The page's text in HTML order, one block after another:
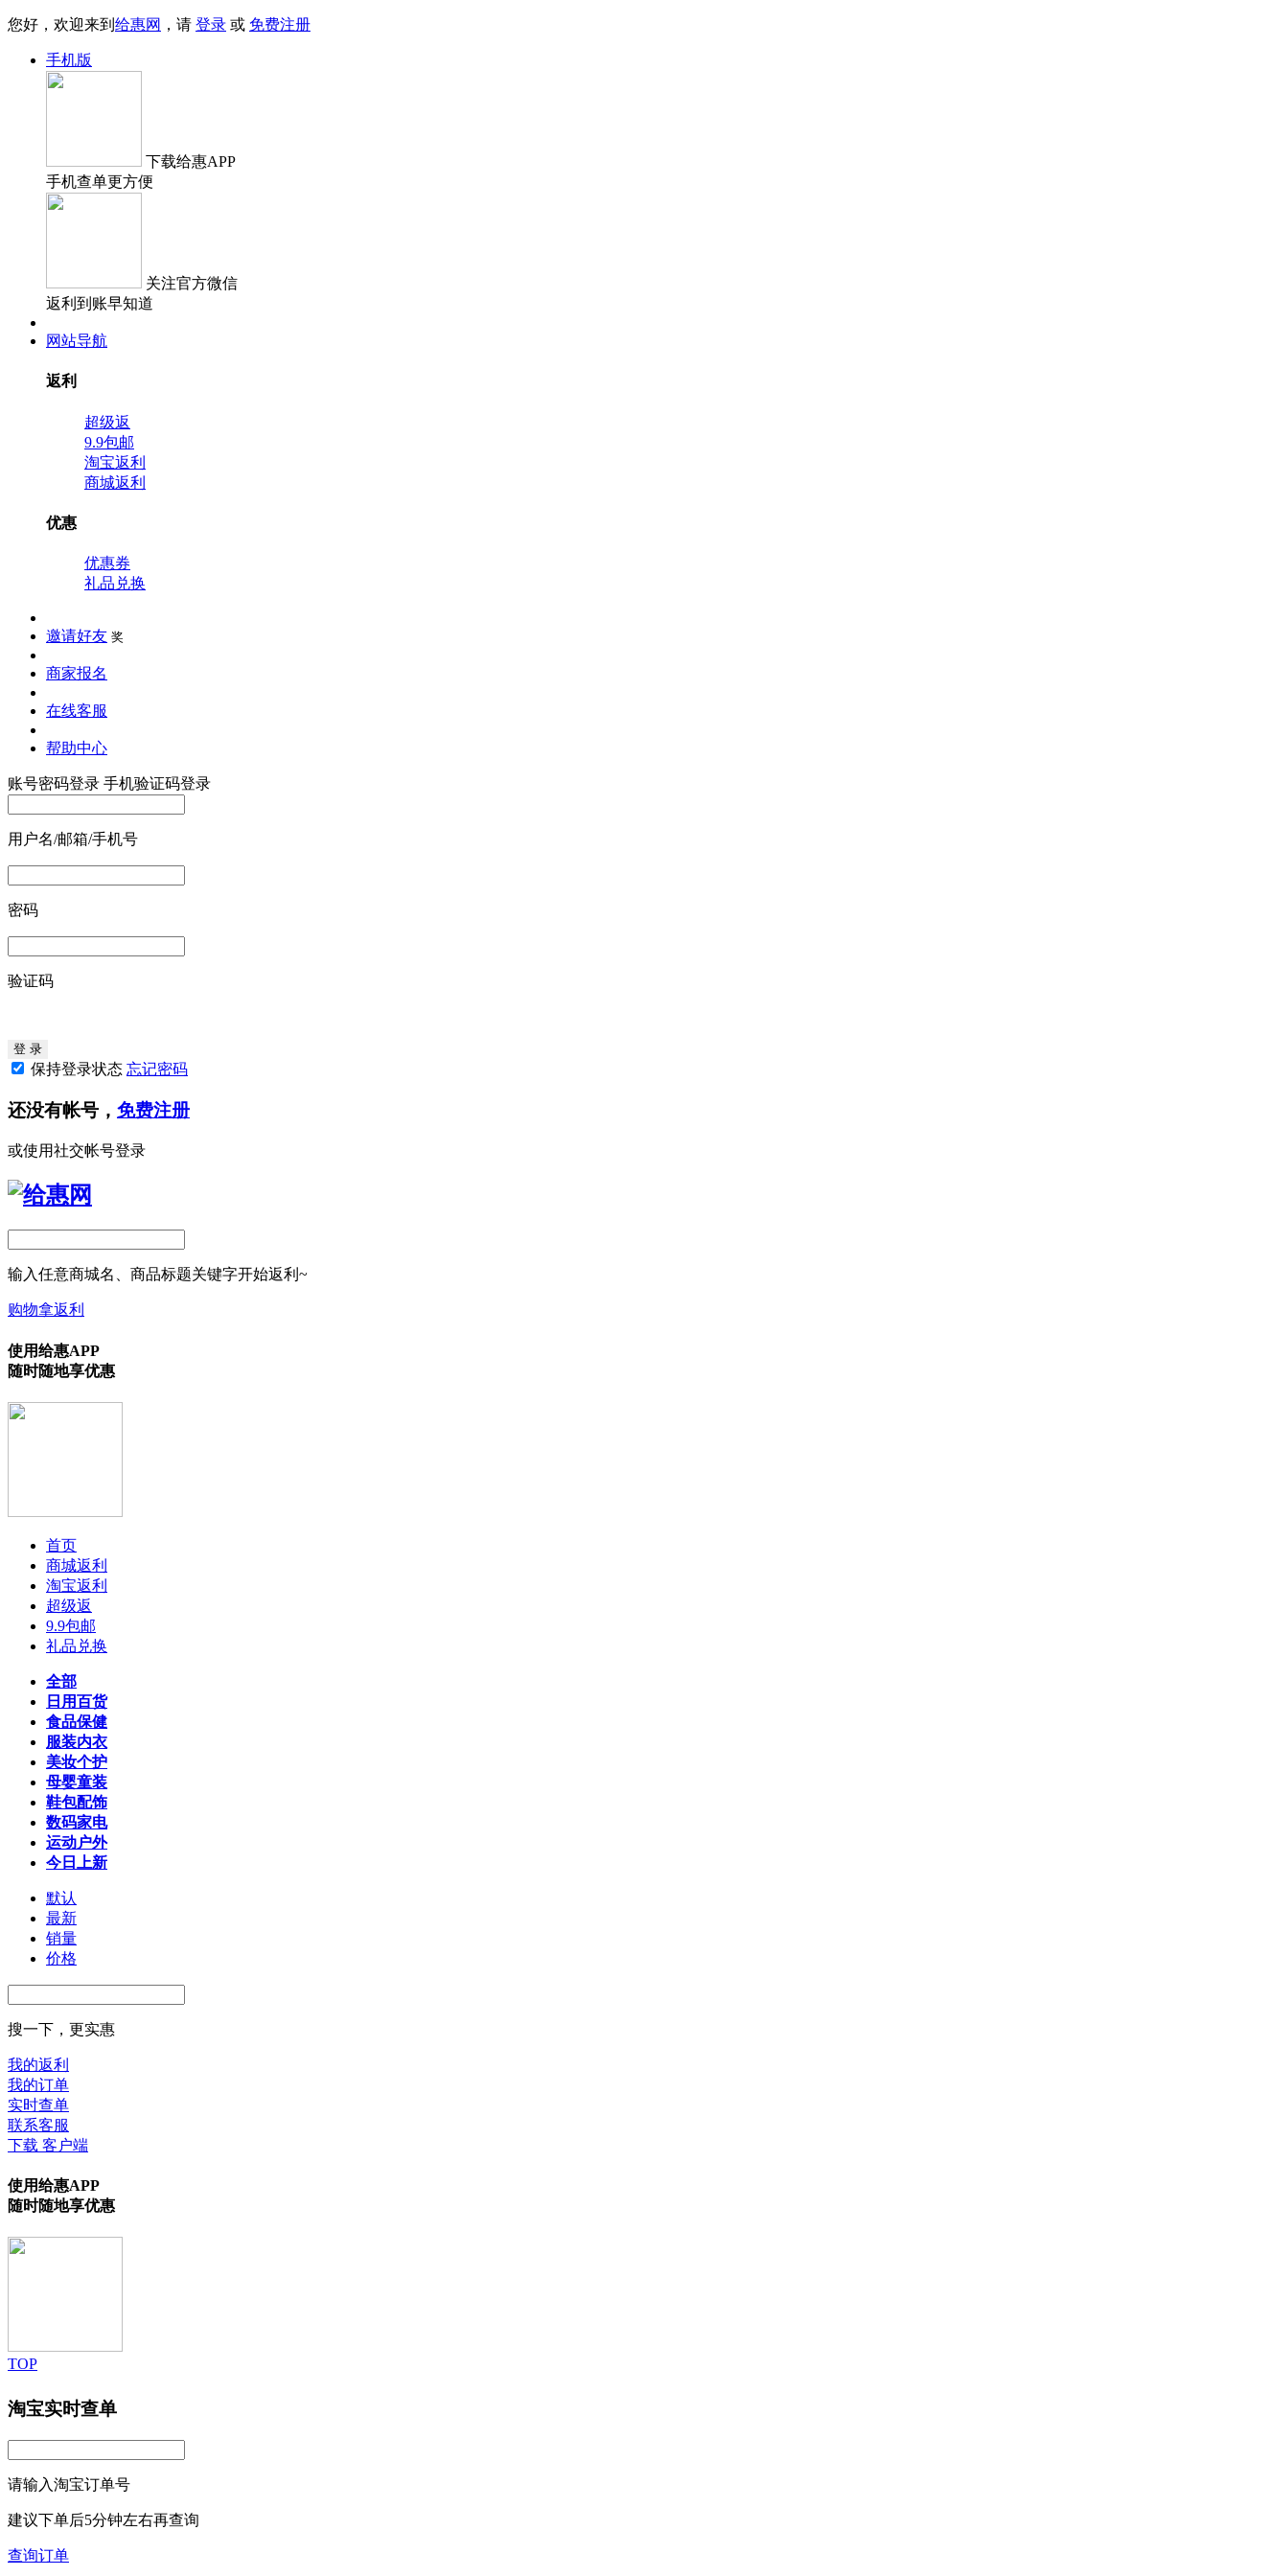
您好，欢迎来到 给惠网 ，请 登录 或 免费注册
手机版
下载给惠APP
手机查单更方便
关注官方微信
返利到账早知道
网站导航
返利
超级返
9.9包邮
淘宝返利
商城返利
优惠
优惠券
礼品兑换
邀请好友 奖
商家报名
在线客服
帮助中心
账号密码登录 手机验证码登录
用户名/邮箱/手机号
密码
验证码
保持登录状态 忘记密码
还没有帐号， 免费注册
或使用社交帐号登录
输入任意商城名、商品标题关键字开始返利~
购物拿返利
使用给惠APP
随时随地享优惠
首页
商城返利
淘宝返利
超级返
9.9包邮
礼品兑换
全部
日用百货
食品保健
服装内衣
美妆个护
母婴童装
鞋包配饰
数码家电
运动户外
今日上新
默认
最新
销量
价格
搜一下，更实惠
我的返利
我的订单
实时查单
联系客服
下载 客户端
使用给惠APP
随时随地享优惠
TOP
淘宝实时查单
请输入淘宝订单号
建议下单后5分钟左右再查询
查询订单